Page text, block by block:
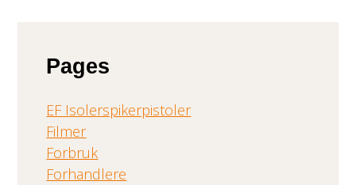
Pages
EF Isolerspikerpistoler
Filmer
Forbruk
Forhandlere